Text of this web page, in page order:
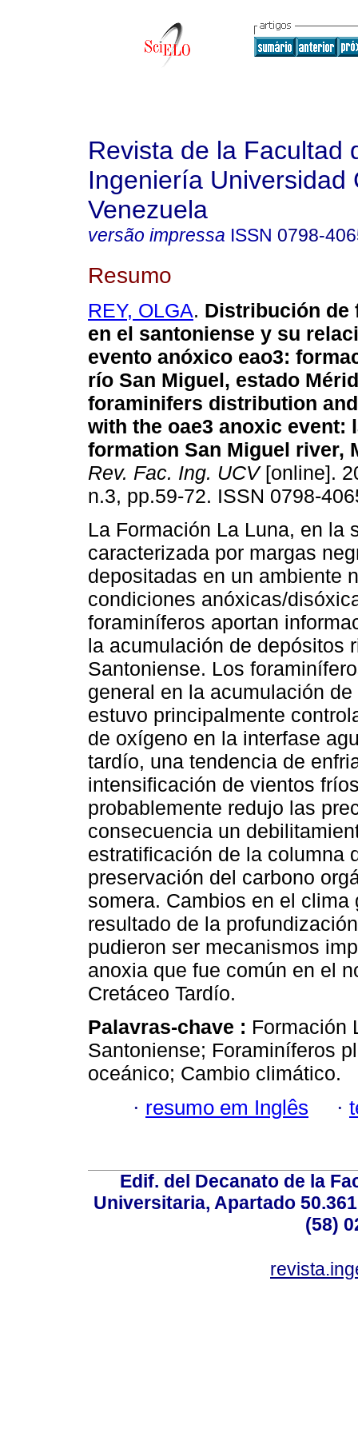
Revista de la Facultad
Ingeniería Universidad
Venezuela
versão impressa ISSN 0798-
Resumo
REY, OLGA. Distribución de
en el santoniense y su
evento anóxico eao3:
río San Miguel, estado
foraminifers distribution
with the oae3 anoxic event:
formation San Miguel river,
Rev. Fac. Ing. UCV[online].
n.3, pp.59-72. ISSN 0798-
La Formación La Luna, en la
caracterizada por margas
depositadas en un ambiente
condiciones anóxicas/
foraminíferos aportan
la acumulación de depósitos
Santoniense. Los
general en la acumulación
estuvo principalmente
de oxígeno en la interfase
tardío, una tendencia de
intensificación de vientos
probablemente redujo las
consecuencia un
estratificación de la columna
preservación del carbono
somera. Cambios en el
resultado de la
pudieron ser mecanismos
anoxia que fue común en el
Cretáceo Tardío.
Palavras-chave : Formación
Santoniense; Foraminíferos
oceánico; Cambio climático.
· resumo em Inglês ·
Edif. del Decanato de la
Universitaria, Apartado
(58)